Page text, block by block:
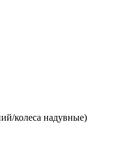
колеса надувные)